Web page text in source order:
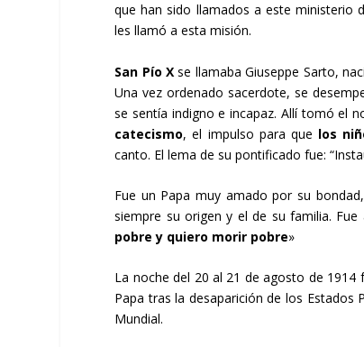
que han sido llamados a este ministerio
les llamó a esta misión.
San Pío X se llamaba Giuseppe Sarto,
Una vez ordenado sacerdote, se
se sentía indigno e incapaz. Allí tomó el
catecismo, el impulso para que los
canto. El lema de su pontificado fue:
Fue un Papa muy amado por su
siempre su origen y el de su familia.
pobre y quiero morir pobre»
La noche del 20 al 21 de agosto de
Papa tras la desaparición de los
Mundial.